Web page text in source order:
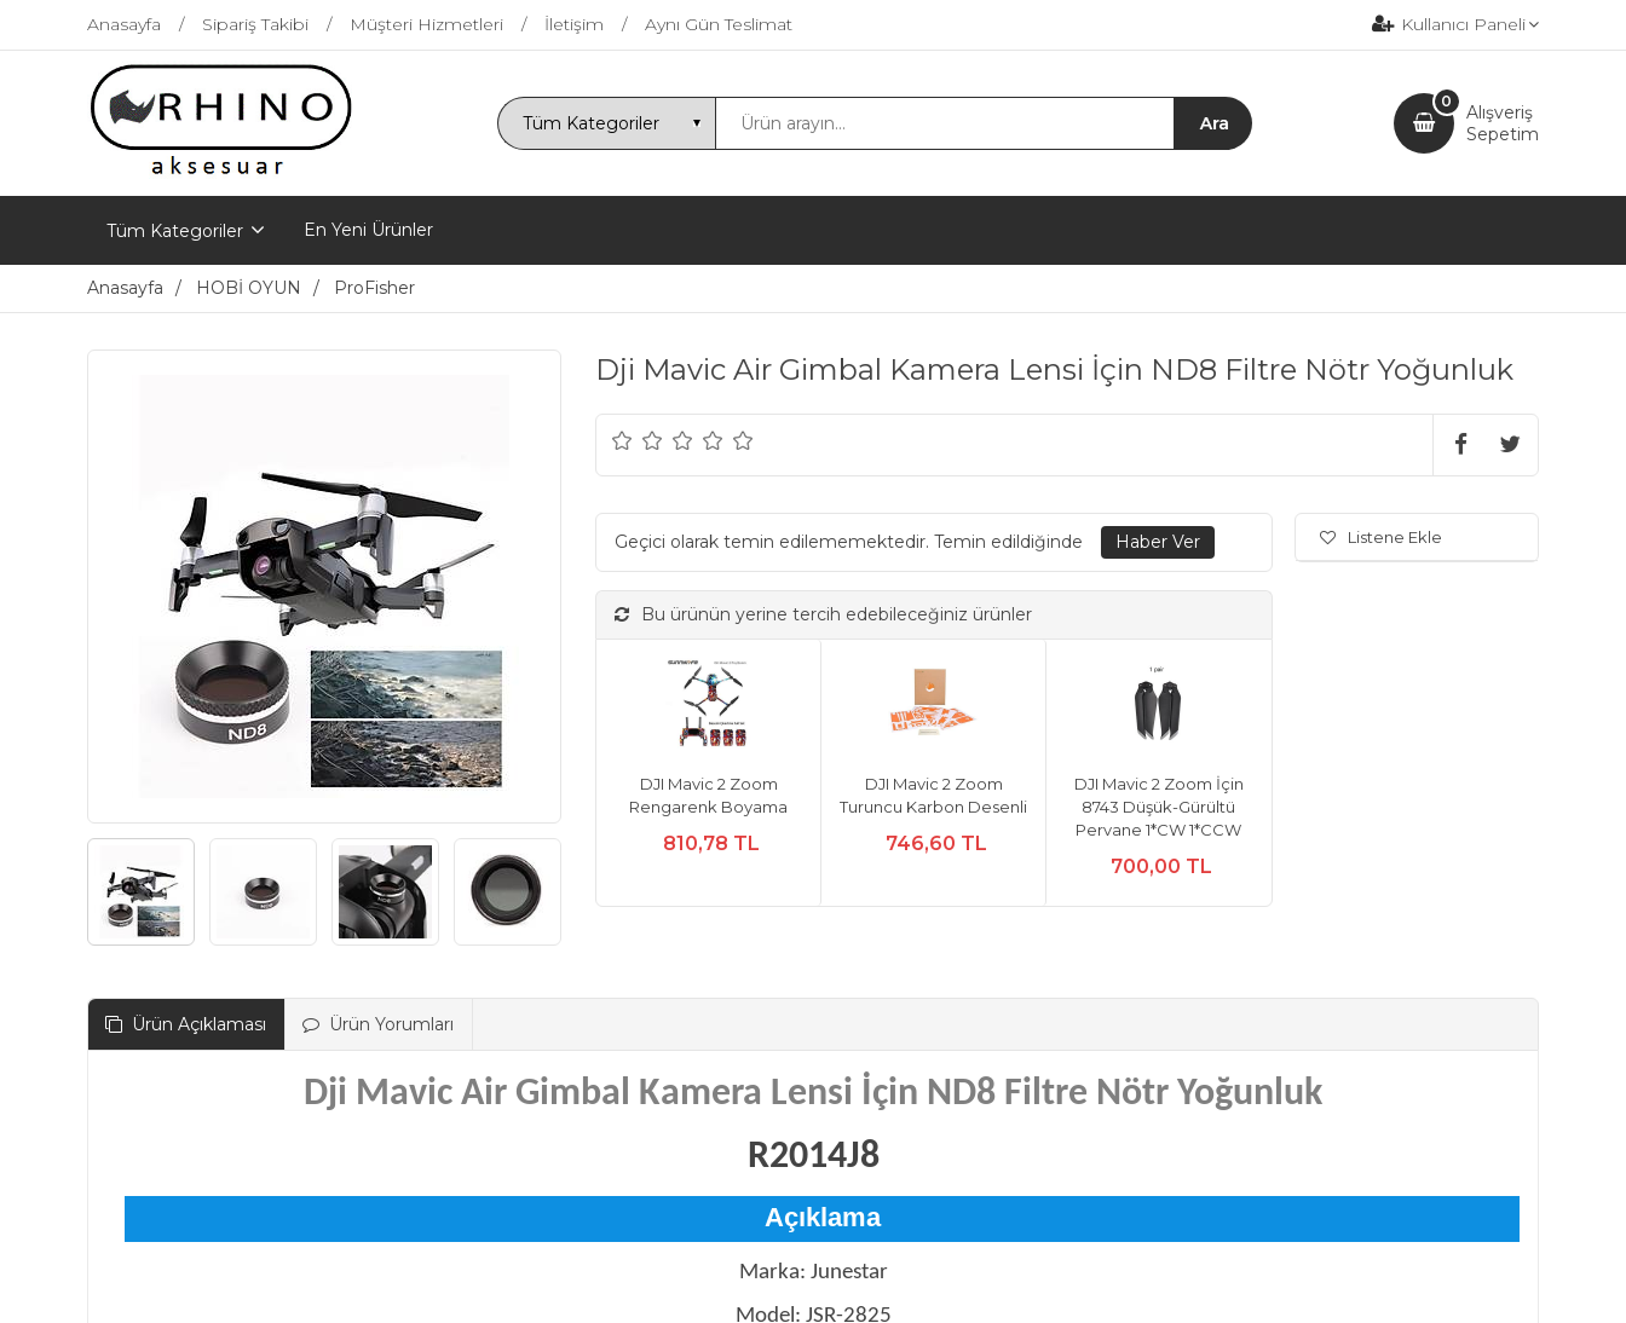
Anasayfa Sipariş Takibi Müşteri Hizmetleri İletişim Aynı Gün Teslimat Kullanıcı Paneli
Alışveriş
Sepetim
0
Tüm Kategoriler En Yeni Ürünler
Anasayfa HOBİ OYUN ProFisher
Dji Mavic Air Gimbal Kamera Lensi İçin ND8 Filtre Nötr Yoğunluk
Geçici olarak temin edilememektedir. Temin edildiğinde
Bu ürünün yerine tercih edebileceğiniz ürünler
DJI Mavic 2 Zoom
Rengarenk Boyama
810,78 TL
DJI Mavic 2 Zoom
Turuncu Karbon Desenli
746,60 TL
DJI Mavic 2 Zoom İçin
8743 Düşük-Gürültü
Pervane 1*CW 1*CCW
700,00 TL
Listene Ekle
Ürün Açıklaması Ürün Yorumları
Dji Mavic Air Gimbal Kamera Lensi İçin ND8 Filtre Nötr Yoğunluk
R2014J8
Açıklama
Marka: Junestar
Model: JSR-2825